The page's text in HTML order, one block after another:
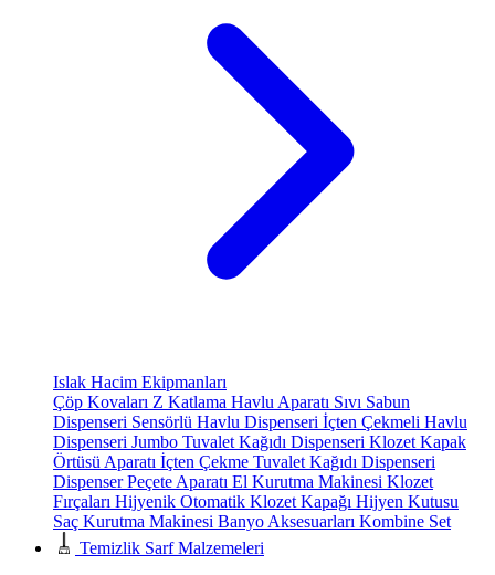
Islak Hacim Ekipmanları
Çöp Kovaları Z Katlama Havlu Aparatı Sıvı Sabun
Dispenseri Sensörlü Havlu Dispenseri İçten Çekmeli Havlu
Dispenseri Jumbo Tuvalet Kağıdı Dispenseri Klozet Kapak
Örtüsü Aparatı İçten Çekme Tuvalet Kağıdı Dispenseri
Dispenser Peçete Aparatı El Kurutma Makinesi Klozet
Fırçaları Hijyenik Otomatik Klozet Kapağı Hijyen Kutusu
Saç Kurutma Makinesi Banyo Aksesuarları Kombine Set
Temizlik Sarf Malzemeleri